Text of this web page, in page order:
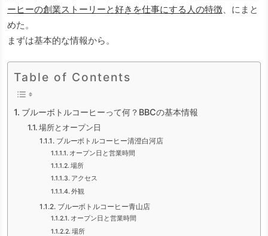
ーヒーの創業ストーリーと好きを仕事にする人の特徴、にまと
めた。
まずは基本的な情報から。
Table of Contents
ブルーボトルコーヒーって何？BBCの基本情報
場所とオープン日
ブルーボトルコーヒー清澄白河店
オープン日と営業時間
場所
アクセス
外観
ブルーボトルコーヒー青山店
オープン日と営業時間
場所